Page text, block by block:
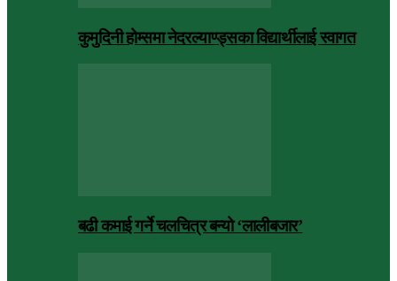
कुमुदिनी होम्समा नेदरल्याण्ड्सका विद्यार्थीलाई स्वागत
बढी कमाई गर्ने चलचित्र बन्यो ‘लालीबजार’